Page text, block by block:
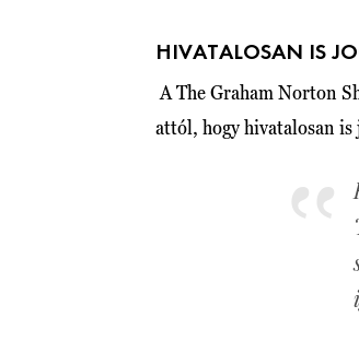
HIVATALOSAN IS
A The Graham Norton
attól, hogy hivatalosan